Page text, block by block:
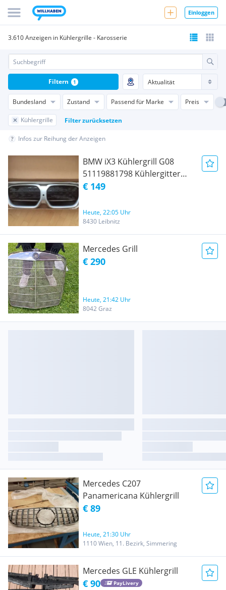
Einloggen
3.610 Anzeigen in Kühlergrille - Karosserie
Bundesland Zustand Passend für Marke Preis
Kühlergrille Filter zurücksetzen
Filtern 1
Infos zur Reihung der Anzeigen
BMW iX3 Kühlergrill G08
51119881798 Kühlergitter
Frontgrill Nieren Diamant
€ 149
Heute, 22:05 Uhr
8430 Leibnitz
Mercedes Grill
€ 290
Heute, 21:42 Uhr
8042 Graz
Mercedes C207
Panamericana Kühlergrill
€ 89
Heute, 21:30 Uhr
1110 Wien, 11. Bezirk, Simmering
Mercedes GLE Kühlergrill
€ 90 PayLivery